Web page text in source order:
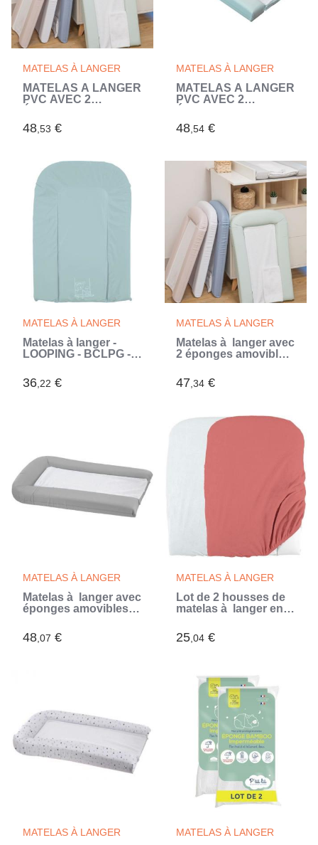
MATELAS À LANGER
MATELAS À LANGER
PVC AVEC 2
AMOVIBLES/CONFORT
42x70 cm NUAGE
48,53 €
MATELAS À LANGER
MATELAS À LANGER
PVC AVEC 2
AMOVIBLES/CONFORT
42x70 cm SAUGE
48,54 €
MATELAS À LANGER
Matelas à langer -
LOOPING - BCLPG -
Glacier
36,22 €
MATELAS À LANGER
Matelas à langer avec
2 éponges amovibles
(Violet)
47,34 €
MATELAS À LANGER
Matelas à langer avec
éponges amovibles -
(Gris)
48,07 €
MATELAS À LANGER
Lot de 2 housses de
matelas à langer en
Blanc / Terracotta - 50
X 75 cm (Rouge)
25,04 €
MATELAS À LANGER MATELAS À LANGER